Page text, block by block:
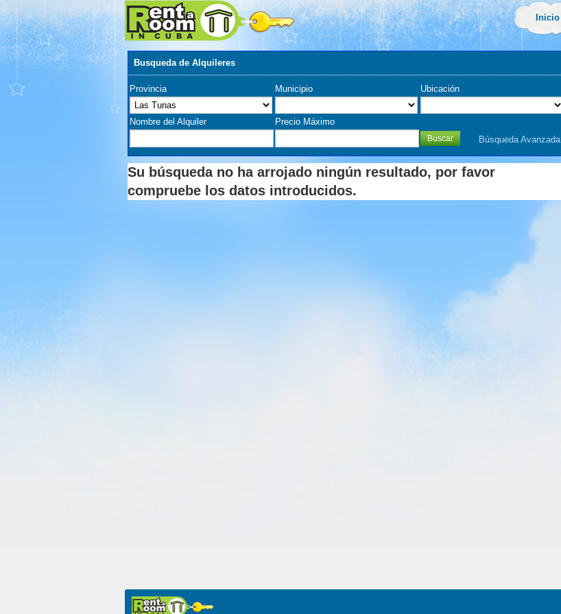
Inicio
Busqueda de Alquileres
Provincia Municipio Ubicación
Nombre del Alquiler
Precio Máximo
Búsqueda Avanzada
Su búsqueda no ha arrojado ningún resultado, por favor
compruebe los datos introducidos.